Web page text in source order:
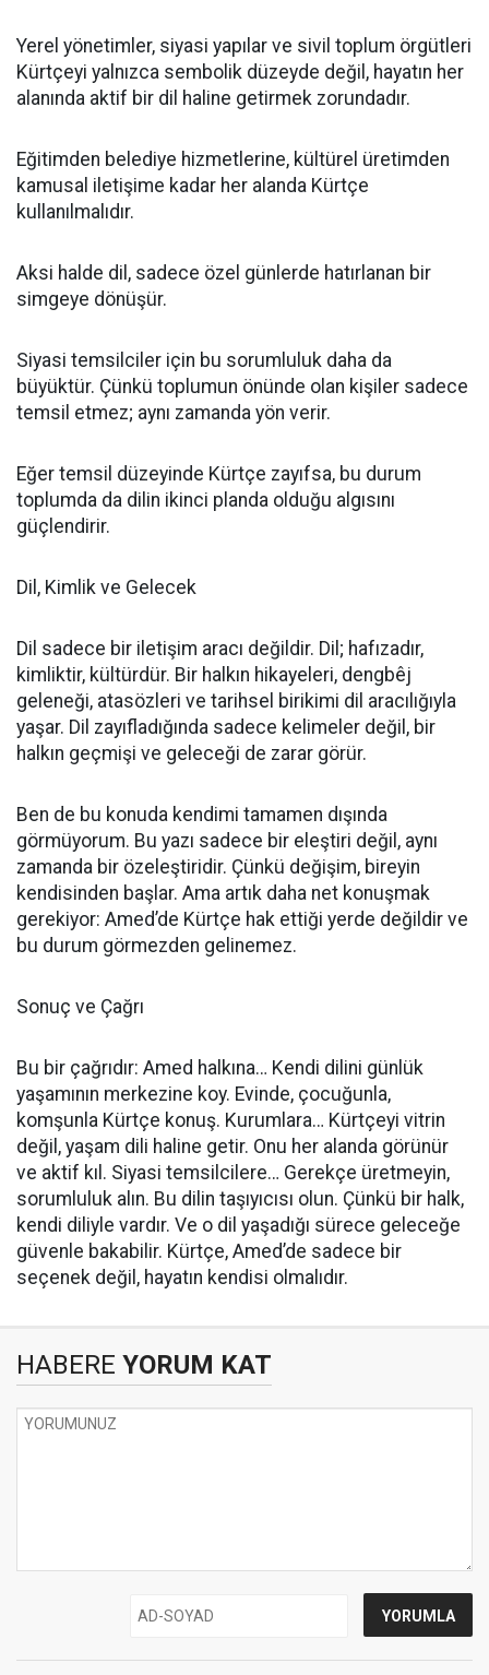
Yerel yönetimler, siyasi yapılar ve sivil toplum örgütleri
Kürtçeyi yalnızca sembolik düzeyde değil, hayatın her
alanında aktif bir dil haline getirmek zorundadır.
Eğitimden belediye hizmetlerine, kültürel üretimden
kamusal iletişime kadar her alanda Kürtçe
kullanılmalıdır.
Aksi halde dil, sadece özel günlerde hatırlanan bir
simgeye dönüşür.
Siyasi temsilciler için bu sorumluluk daha da
büyüktür. Çünkü toplumun önünde olan kişiler sadece
temsil etmez; aynı zamanda yön verir.
Eğer temsil düzeyinde Kürtçe zayıfsa, bu durum
toplumda da dilin ikinci planda olduğu algısını
güçlendirir.
Dil, Kimlik ve Gelecek
Dil sadece bir iletişim aracı değildir. Dil; hafızadır,
kimliktir, kültürdür. Bir halkın hikayeleri, dengbêj
geleneği, atasözleri ve tarihsel birikimi dil aracılığıyla
yaşar. Dil zayıfladığında sadece kelimeler değil, bir
halkın geçmişi ve geleceği de zarar görür.
Ben de bu konuda kendimi tamamen dışında
görmüyorum. Bu yazı sadece bir eleştiri değil, aynı
zamanda bir özeleştiridir. Çünkü değişim, bireyin
kendisinden başlar. Ama artık daha net konuşmak
gerekiyor: Amed’de Kürtçe hak ettiği yerde değildir ve
bu durum görmezden gelinemez.
Sonuç ve Çağrı
Bu bir çağrıdır: Amed halkına… Kendi dilini günlük
yaşamının merkezine koy. Evinde, çocuğunla,
komşunla Kürtçe konuş. Kurumlara… Kürtçeyi vitrin
değil, yaşam dili haline getir. Onu her alanda görünür
ve aktif kıl. Siyasi temsilcilere… Gerekçe üretmeyin,
sorumluluk alın. Bu dilin taşıyıcısı olun. Çünkü bir halk,
kendi diliyle vardır. Ve o dil yaşadığı sürece geleceğe
güvenle bakabilir. Kürtçe, Amed’de sadece bir
seçenek değil, hayatın kendisi olmalıdır.
HABERE YORUM KAT